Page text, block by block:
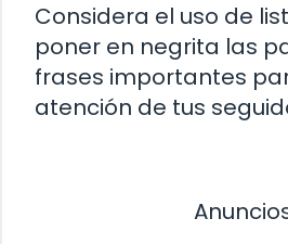
Considera el uso de
poner en negrita las
frases importantes
atención de tus